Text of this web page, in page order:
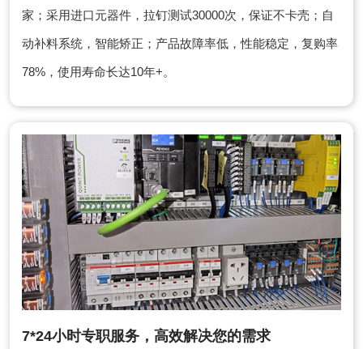
家；采用进口元器件，拉钉测试30000次，保证不卡壳；自
动补料系统，智能矫正；产品故障率低，性能稳定，复购率
78%，使用寿命长达10年+。
7*24小时专职服务，高效解决您的需求